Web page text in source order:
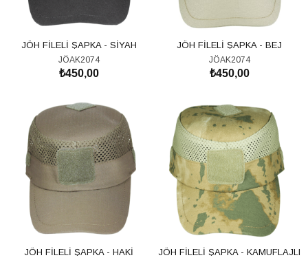
JÖH FİLELİ ŞAPKA - SİYAH
JÖAK2074
₺450,00
JÖH FİLELİ ŞAPKA - BEJ
JÖAK2074
₺450,00
JÖH FİLELİ ŞAPKA - HAKİ JÖH FİLELİ ŞAPKA - KAMUFLAJLI